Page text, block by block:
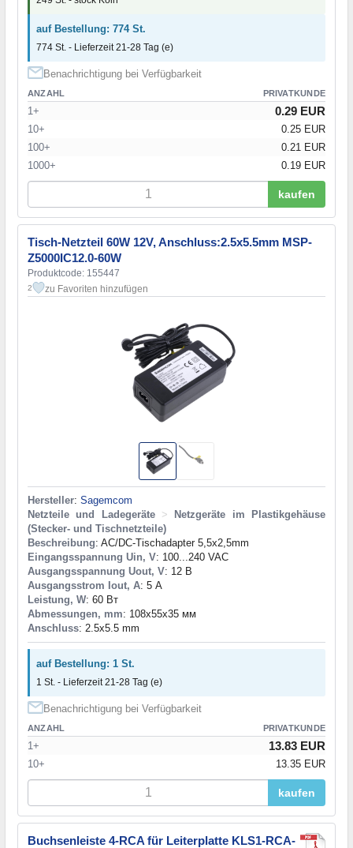
auf Bestellung: 774 St.
774 St. - Lieferzeit 21-28 Tag (e)
Benachrichtigung bei Verfügbarkeit
ANZAHL PRIVATKUNDE
1+ 0.29 EUR
10+
0.25 EUR
100+
0.21 EUR
1000+
0.19 EUR
kaufen
Tisch-Netzteil 60W 12V, Anschluss:2.5x5.5mm MSP-
Z5000IC12.0-60W
Produktcode: 155447
2 zu Favoriten hinzufügen
Hersteller: Sagemcom
Netzteile und Ladegeräte
>
Netzgeräte im Plastikgehäuse
(Stecker- und Tischnetzteile)
Beschreibung: AC/DC-Tischadapter 5,5x2,5mm
Eingangsspannung Uin, V: 100...240 VAC
Ausgangsspannung Uout, V: 12 В
Ausgangsstrom Iout, A: 5 А
Leistung, W: 60 Вт
Abmessungen, mm: 108x55x35 мм
Anschluss: 2.5x5.5 mm
auf Bestellung: 1 St.
1 St. - Lieferzeit 21-28 Tag (e)
Benachrichtigung bei Verfügbarkeit
ANZAHL PRIVATKUNDE
1+ 13.83 EUR
10+ 13.35 EUR
kaufen
Buchsenleiste 4-RCA für Leiterplatte KLS1-RCA-